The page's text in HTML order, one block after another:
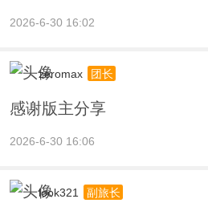
2026-6-30 16:02
zeromax 团长
感谢版主分享
2026-6-30 16:06
look321 副旅长